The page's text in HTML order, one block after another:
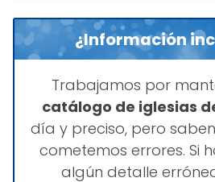
¿Información
Trabajamos por
catálogo de iglesias
día y preciso, pero
cometemos errores. Si
algún detalle